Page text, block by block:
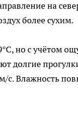
на
более сухим.
но с учётом
долгие
Влажность